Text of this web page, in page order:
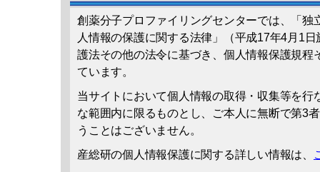
創薬分子プロファイリングセンターでは、「独
人情報の保護に関する法律」（平成17年4月1
護法その他の法令に基づき、個人情報保護規程
ています。
当サイトにおいて個人情報の取得・収集等を行
な範囲内に限るものとし、ご本人に無断で第3
うことはございません。
産総研の個人情報保護に関する詳しい情報は、